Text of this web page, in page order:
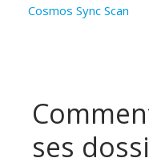
Connexion
Cosmos Sync Scan
ses